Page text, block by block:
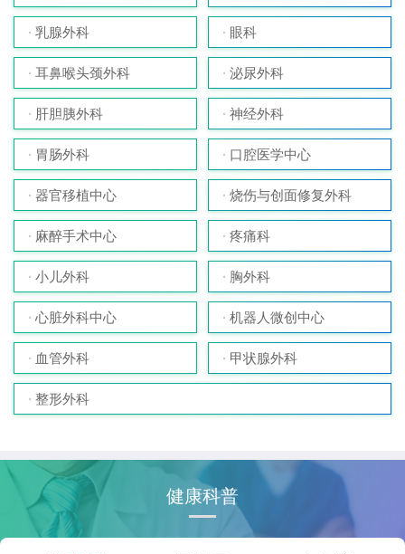
乳腺外科 眼科
耳鼻喉头颈外科 泌尿外科
肝胆胰外科 神经外科
胃肠外科 口腔医学中心
器官移植中心 烧伤与创面修复外科
麻醉手术中心 疼痛科
小儿外科 胸外科
心脏外科中心 机器人微创中心
血管外科 甲状腺外科
整形外科
健康科普